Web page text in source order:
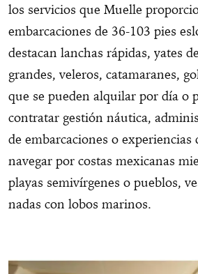
los servicios que Muelle
embarcaciones de 36-103 pies
destacan lanchas rápidas, yates
grandes, veleros, catamaranes,
que se pueden alquilar por día o
contratar gestión náutica,
de embarcaciones o experiencias
navegar por costas mexicanas
playas semivírgenes o pueblos,
nadas con lobos marinos.